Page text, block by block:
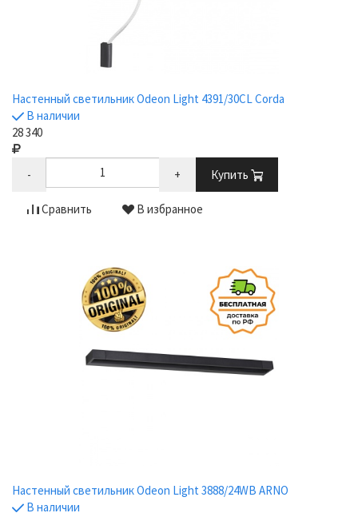
Настенный светильник Odeon Light 4391/30CL Corda
В наличии
28 340
- + Купить
Сравнить В избранное
Настенный светильник Odeon Light 3888/24WB ARNO
В наличии